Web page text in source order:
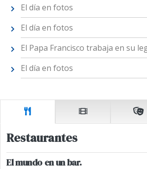
El día en fotos
El día en fotos
El Papa Francisco trabaja en su
El día en fotos
Restaurantes
El mundo en un bar.